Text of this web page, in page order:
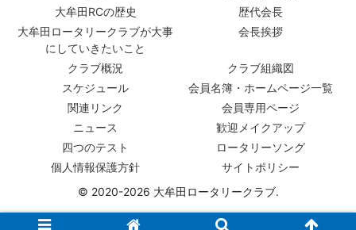
大牟田RCの歴史
歴代会長
大牟田ロータリークラブが大事
にしていきたいこと
会長挨拶
クラブ概況
クラブ組織図
スケジュール
会員名簿・ホームページ一覧
関連リンク
会員専用ページ
ニュース
歓迎メイクアップ
四つのテスト
ロータリーソング
個人情報保護方針
サイトポリシー
© 2020-2026 大牟田ロータリークラブ.